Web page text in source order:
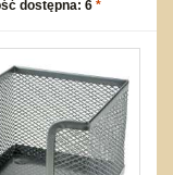
dostępna: 6 *